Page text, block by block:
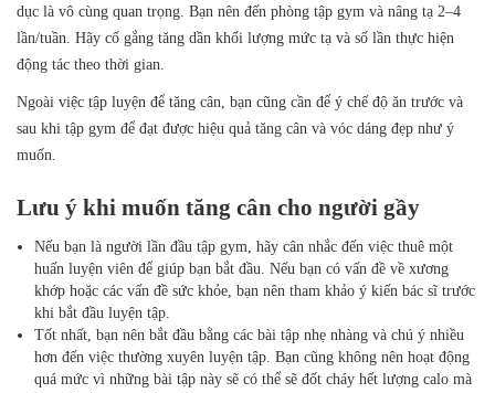
dục là vô cùng quan trọng. Bạn nên đến phòng tập gym và nâng tạ 2–4
lần/tuần. Hãy cố gắng tăng dần khối lượng mức tạ và số lần thực hiện
động tác theo thời gian.
Ngoài việc tập luyện để tăng cân, bạn cũng cần để ý chế độ ăn trước và
sau khi tập gym để đạt được hiệu quả tăng cân và vóc dáng đẹp như ý
muốn.
Lưu ý khi muốn tăng cân cho người gầy
Nếu bạn là người lần đầu tập gym, hãy cân nhắc đến việc thuê một
huấn luyện viên để giúp bạn bắt đầu. Nếu bạn có vấn đề về xương
khớp hoặc các vấn đề sức khỏe, bạn nên tham khảo ý kiến bác sĩ trước
khi bắt đầu luyện tập.
Tốt nhất, bạn nên bắt đầu bằng các bài tập nhẹ nhàng và chú ý nhiều
hơn đến việc thường xuyên luyện tập. Bạn cũng không nên hoạt động
quá mức vì những bài tập này sẽ có thể sẽ đốt cháy hết lượng calo mà